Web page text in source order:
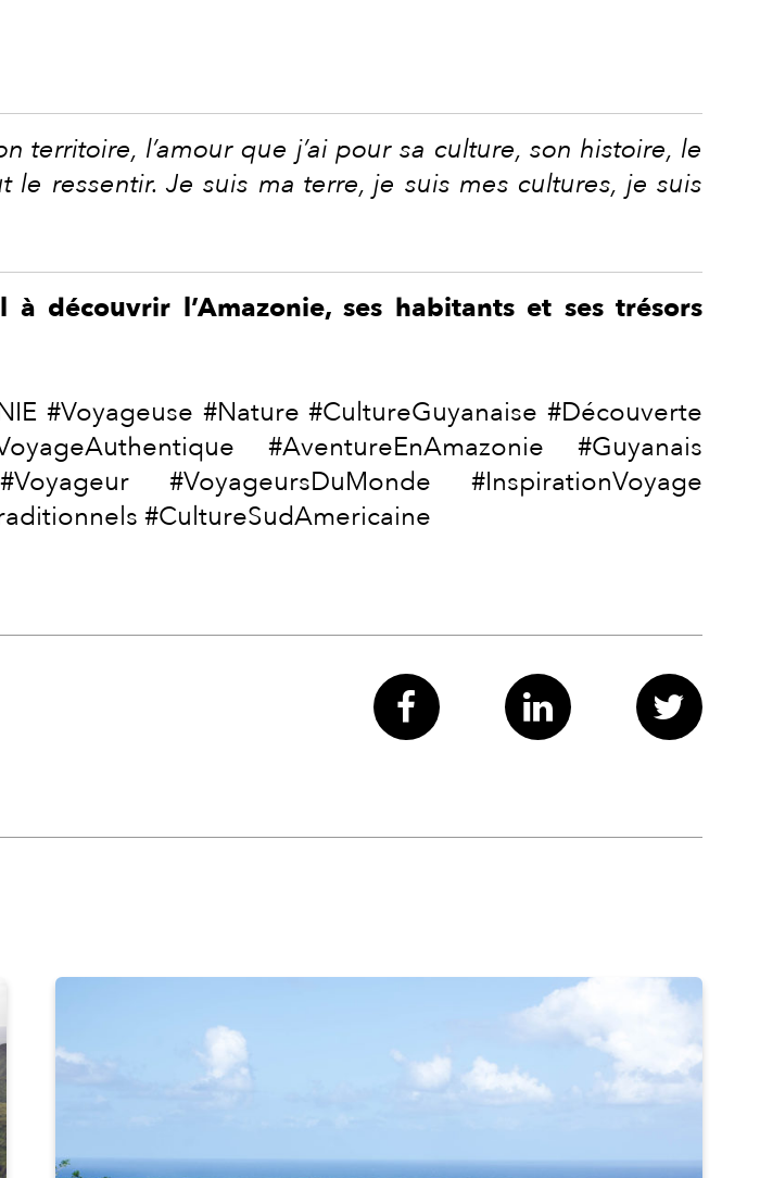
territoire, l’amour que j’ai pour sa culture, son histoire, le
ressentir. Je suis ma terre, je suis mes cultures, je suis
découvrir l’Amazonie, ses habitants et ses trésors
#Voyageuse #Nature #CultureGuyanaise #Découverte
#AventureEnAmazonie #Guyanais
#VoyageursDuMonde #InspirationVoyage
#CultureSudAmericaine